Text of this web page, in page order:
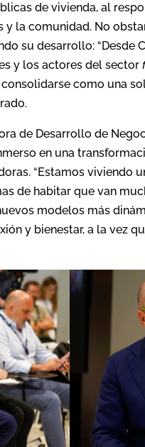
de vivienda, al
la comunidad. No
su desarrollo:
y los actores del sector
consolidarse como una
de Desarrollo de
en una
“Estamos viviendo
de habitar que van
modelos más
y bienestar, a la vez